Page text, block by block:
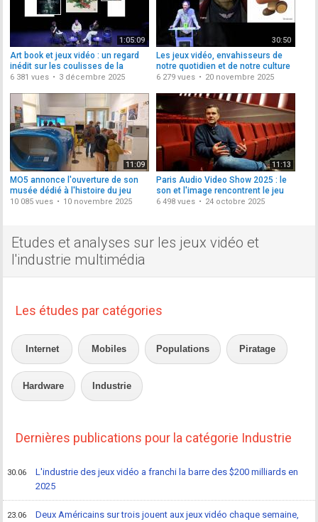
1:05:09
Art book et jeux vidéo : un regard
inédit sur les coulisses de la
création
6 381 vues 3 décembre 2025
30:50
Les jeux vidéo, envahisseurs de
notre quotidien et de notre culture
6 279 vues 20 novembre 2025
11:09
MO5 annonce l'ouverture de son
musée dédié à l'histoire du jeu
vidéo
10 085 vues 10 novembre 2025
11:13
Paris Audio Video Show 2025 : le
son et l'image rencontrent le jeu
vidéo
6 498 vues 24 octobre 2025
Etudes et analyses sur les jeux vidéo et
l'industrie multimédia
Les études par catégories
Internet Mobiles Populations Piratage
Hardware Industrie
Dernières publications pour la catégorie Industrie
30.06
L'industrie des jeux vidéo a franchi la barre des $200 milliards en
2025
23.06
Deux Américains sur trois jouent aux jeux vidéo chaque semaine,